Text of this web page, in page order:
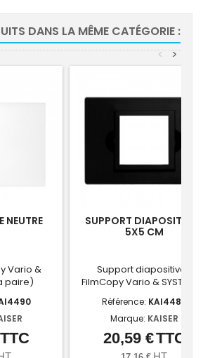
DANS LA MÊME CATÉGORIE :
>
<
NEUTRE
Vario &
paire)
TTC
SUPPORT DIAPOSITIVES
5X5 CM
Support diapositives
FilmCopy Vario & SYSTEM-
Référence: KAI4489
Marque: KAISER
Prix
20,59 €TTC